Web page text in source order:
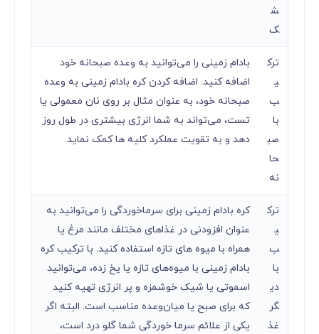
ش
ک
ترک
ی
ب
با
صب
حا
نه
بادام زمینی را می‌توانید به وعده صبحانه خود
اضافه کنید. اضافه کردن کره بادام زمینی به وعده
صبحانه خود، به عنوان مثال بر روی نان معمولی یا
تست، می‌تواند به شما انرژی بیشتری در طول روز
دهد و به تقویت عملکرد کلیه ها کمک نماید.
ترک
ی
ب
با
دی
گر
غذ
کره بادام زمینی برای سرماخوردگی را می‌توانید به
عنوان افزودنی در غذاهای مختلف مانند مرغ یا
همراه با میوه‌ های تازه استفاده کنید. با ترکیب کره
بادام زمینی با میوه‌های تازه یا یخ زده، می‌توانید
اسموتی یا شیک خوشمزه و پر انرژی تهیه کنید
که برای صبح یا میان‌وعده مناسب است. البته اگر
یکی از علائم سرما خوردگی شما گلو درد است،